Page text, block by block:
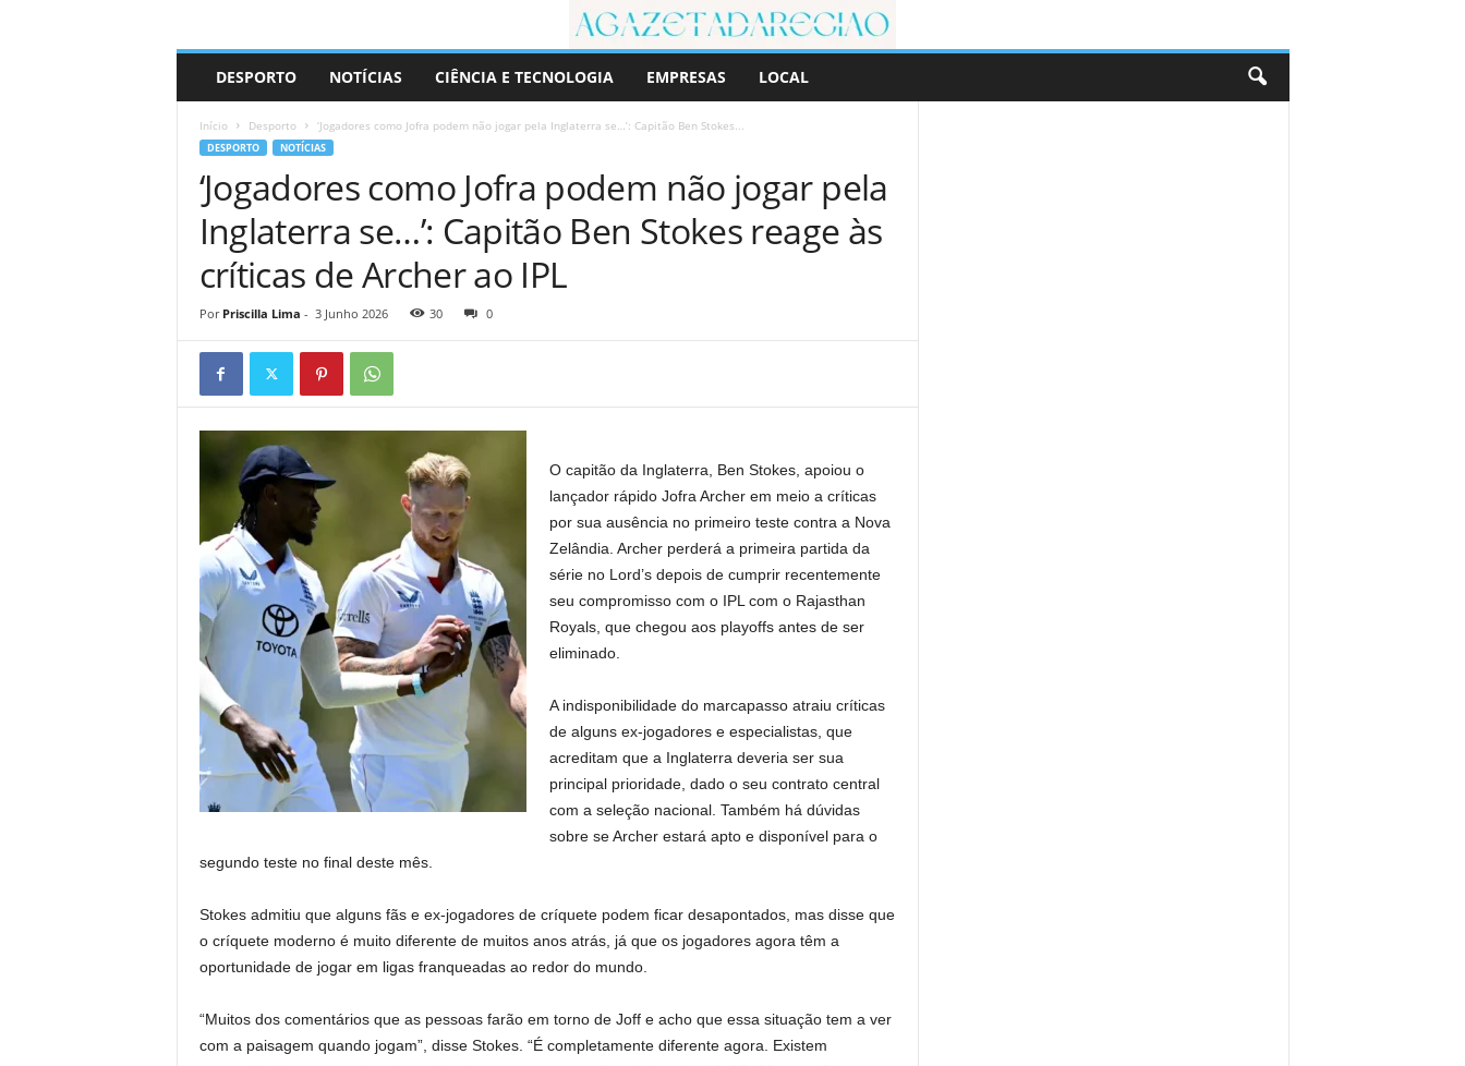
r
DESPORTO NOTÍCIAS CIÊNCIA E TECNOLOGIA EMPRESAS LOCAL
Início Desporto ‘Jogadores como Jofra podem não jogar pela Inglaterra se…’: Capitão Ben Stokes...
DESPORTO NOTÍCIAS
‘Jogadores como Jofra podem não jogar pela
Inglaterra se…’: Capitão Ben Stokes reage às
críticas de Archer ao IPL
Por Priscilla Lima - 3 Junho 2026 30 0
O capitão da Inglaterra, Ben Stokes, apoiou o
lançador rápido Jofra Archer em meio a críticas
por sua ausência no primeiro teste contra a Nova
Zelândia. Archer perderá a primeira partida da
série no Lord’s depois de cumprir recentemente
seu compromisso com o IPL com o Rajasthan
Royals, que chegou aos playoffs antes de ser
eliminado.
A indisponibilidade do marcapasso atraiu críticas
de alguns ex-jogadores e especialistas, que
acreditam que a Inglaterra deveria ser sua
principal prioridade, dado o seu contrato central
com a seleção nacional. Também há dúvidas
sobre se Archer estará apto e disponível para o
segundo teste no final deste mês.
Stokes admitiu que alguns fãs e ex-jogadores de críquete podem ficar desapontados, mas disse que
o críquete moderno é muito diferente de muitos anos atrás, já que os jogadores agora têm a
oportunidade de jogar em ligas franqueadas ao redor do mundo.
“Muitos dos comentários que as pessoas farão em torno de Joff e acho que essa situação tem a ver
com a paisagem quando jogam”, disse Stokes. “É completamente diferente agora. Existem